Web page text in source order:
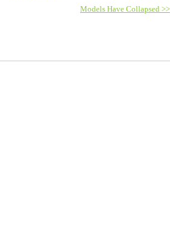
Models Have Collapsed >>